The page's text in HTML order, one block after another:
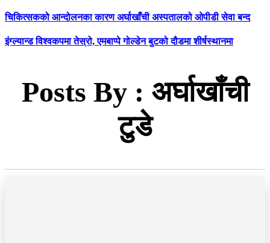
चिकित्सकको आन्दोलनका कारण अर्घाखाँची अस्पतालको ओपीडी सेवा बन्द
इंग्ल्यान्ड विश्वकपमा तेस्रो, एमबाप्पे गोल्डेन बुटको दौडमा शीर्षस्थानमा
Posts By : अर्घाखाँची
टुडे